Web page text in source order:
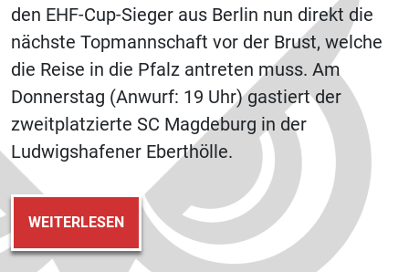
den EHF-Cup-Sieger aus Berlin nun direkt die
nächste Topmannschaft vor der Brust, welche
die Reise in die Pfalz antreten muss. Am
Donnerstag (Anwurf: 19 Uhr) gastiert der
zweitplatzierte SC Magdeburg in der
Ludwigshafener Eberthölle.
WEITERLESEN